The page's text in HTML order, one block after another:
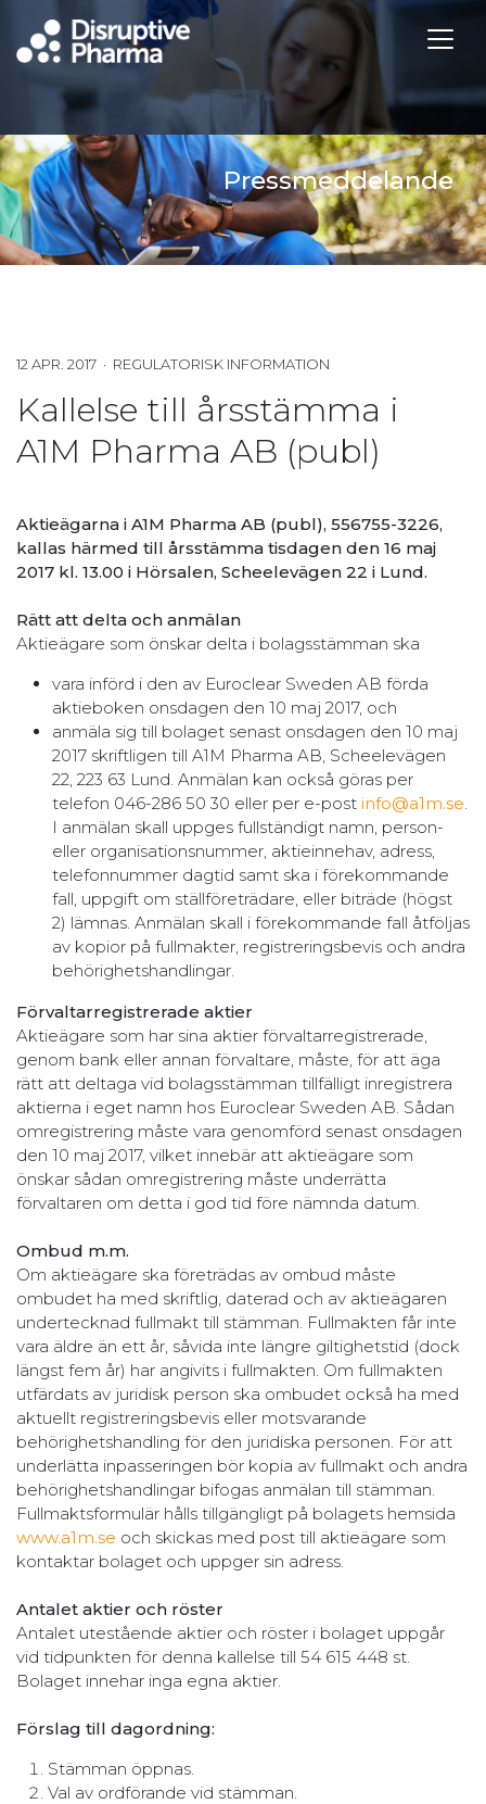
Pressmeddelande
12 APR. 2017 · REGULATORISK INFORMATION
Kallelse till årsstämma i
A1M Pharma AB (publ)
Aktieägarna i A1M Pharma AB (publ), 556755-3226,
kallas härmed till årsstämma tisdagen den 16 maj
2017 kl. 13.00 i Hörsalen, Scheelevägen 22 i Lund.
Rätt att delta och anmälan
Aktieägare som önskar delta i bolagsstämman ska
vara införd i den av Euroclear Sweden AB förda
aktieboken onsdagen den 10 maj 2017, och
anmäla sig till bolaget senast onsdagen den 10 maj
2017 skriftligen till A1M Pharma AB, Scheelevägen
22, 223 63 Lund. Anmälan kan också göras per
telefon 046-286 50 30 eller per e-postinfo@a1m.se
I anmälan skall uppges fullständigt namn, person-
eller organisationsnummer, aktieinnehav, adress,
telefonnummer dagtid samt ska i förekommande
fall, uppgift om ställföreträdare, eller biträde (högst
2) lämnas. Anmälan skall i förekommande fall åtföljas
av kopior på fullmakter, registreringsbevis och andra
behörighetshandlingar.
Förvaltarregistrerade aktier
Aktieägare som har sina aktier förvaltarregistrerade,
genom bank eller annan förvaltare, måste, för att äga
rätt att deltaga vid bolagsstämman tillfälligt inregistrera
aktierna i eget namn hos Euroclear Sweden AB. Sådan
omregistrering måste vara genomförd senast onsdagen
den 10 maj 2017, vilket innebär att aktieägare som
önskar sådan omregistrering måste underrätta
förvaltaren om detta i god tid före nämnda datum.
Ombud m.m.
Om aktieägare ska företrädas av ombud måste
ombudet ha med skriftlig, daterad och av aktieägaren
undertecknad fullmakt till stämman. Fullmakten får inte
vara äldre än ett år, såvida inte längre giltighetstid (dock
längst fem år) har angivits i fullmakten. Om fullmakten
utfärdats av juridisk person ska ombudet också ha med
aktuellt registreringsbevis eller motsvarande
behörighetshandling för den juridiska personen. För att
underlätta inpasseringen bör kopia av fullmakt och andra
behörighetshandlingar bifogas anmälan till stämman.
Fullmaktsformulär hålls tillgängligt på bolagets hemsida
www.a1m.se och skickas med post till aktieägare som
kontaktar bolaget och uppger sin adress.
Antalet aktier och röster
Antalet utestående aktier och röster i bolaget uppgår
vid tidpunkten för denna kallelse till 54 615 448 st.
Bolaget innehar inga egna aktier.
Förslag till dagordning:
Stämman öppnas.
Val av ordförande vid stämman.